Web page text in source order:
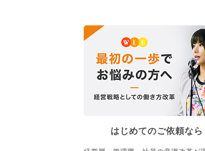
はじめてのご依頼なら